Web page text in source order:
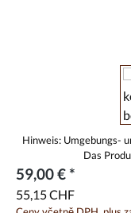
59,00 € *
55,15 CHF